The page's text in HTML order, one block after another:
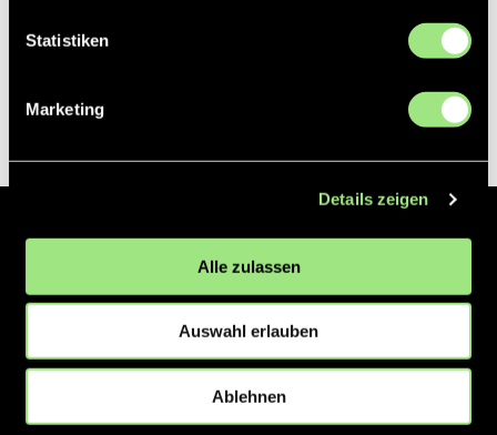
Statistiken
Marketing
Details zeigen
Alle zulassen
Auswahl erlauben
Ablehnen
Der Hockeyliga e.V. ist verantwortlich für die Organisation und
der Halle. Insgesamt sind über 60 Vereine unter dem Dach der
Hockeyliga organisiert, sowohl im Herren als auch im Damen
News Kontakt